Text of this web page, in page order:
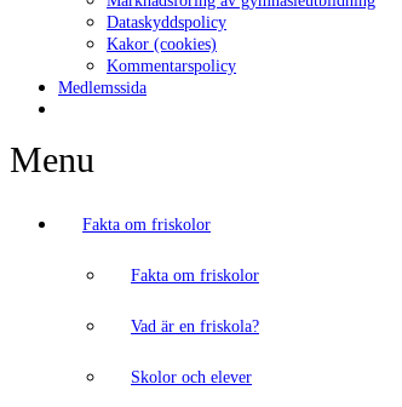
Dataskyddspolicy
Kakor (cookies)
Kommentarspolicy
Medlemssida
Menu
Fakta om friskolor
Fakta om friskolor
Vad är en friskola?
Skolor och elever